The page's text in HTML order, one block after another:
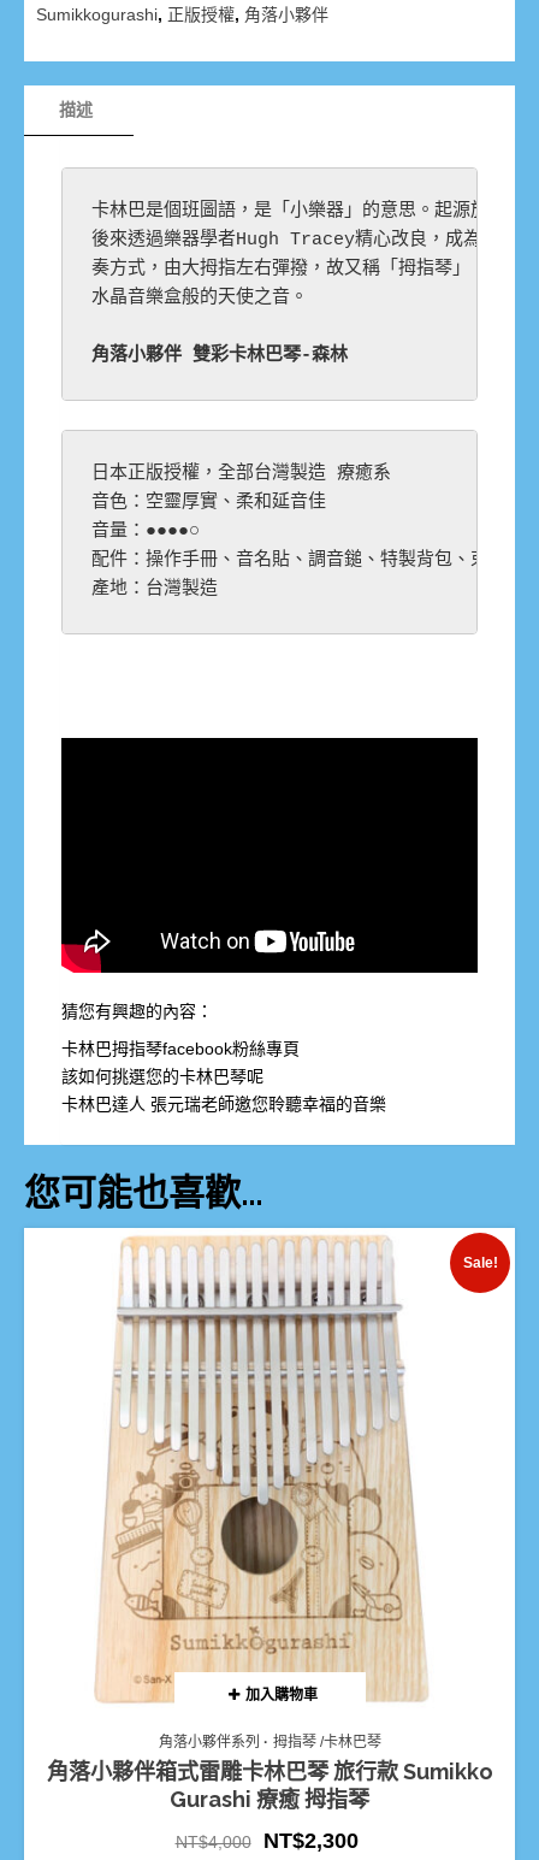
Sumikkogurashi, 正版授權, 角落小夥伴
描述
卡林巴是個班圖語，是「小樂器」的意思。起源於非洲
後來透過樂器學者Hugh Tracey精心改良，成為現今的
奏方式，由大拇指左右彈撥，故又稱「拇指琴」。音色
水晶音樂盒般的天使之音。
角落小夥伴 雙彩卡林巴琴-森林
日本正版授權，全部台灣製造 療癒系
音色：空靈厚實、柔和延音佳
音量：●●●●○
配件：操作手冊、音名貼、調音鎚、特製背包、束口袋
產地：台灣製造
猜您有興趣的內容：
卡林巴拇指琴facebook粉絲專頁
該如何挑選您的卡林巴琴呢
卡林巴達人 張元瑞老師邀您聆聽幸福的音樂
您可能也喜歡…
加入購物車
Sale!
角落小夥伴系列 拇指琴 /卡林巴琴
角落小夥伴箱式雷雕卡林巴琴 旅行款 Sumikko
Gurashi 療癒 拇指琴
NT$4,000 NT$2,300